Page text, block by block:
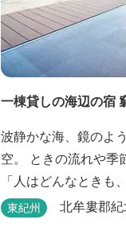
一棟貸しの海辺の宿
波静かな海、鏡のよ
空。 ときの流れや季
「人はどんなときも
山と空に囲まれた紀
東紀州 北牟婁郡